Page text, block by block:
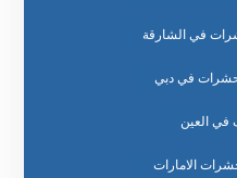
في الشارقة
في دبي
في العين
الامارات